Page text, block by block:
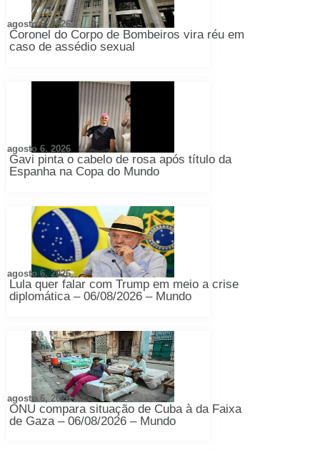
Coronel do Corpo de Bombeiros vira réu em
caso de assédio sexual
agosto 6, 2026
Gavi pinta o cabelo de rosa após título da
Espanha na Copa do Mundo
agosto 6, 2026
Lula quer falar com Trump em meio a crise
diplomática – 06/08/2026 – Mundo
agosto 6, 2026
ONU compara situação de Cuba à da Faixa
de Gaza – 06/08/2026 – Mundo
agosto 6, 2026